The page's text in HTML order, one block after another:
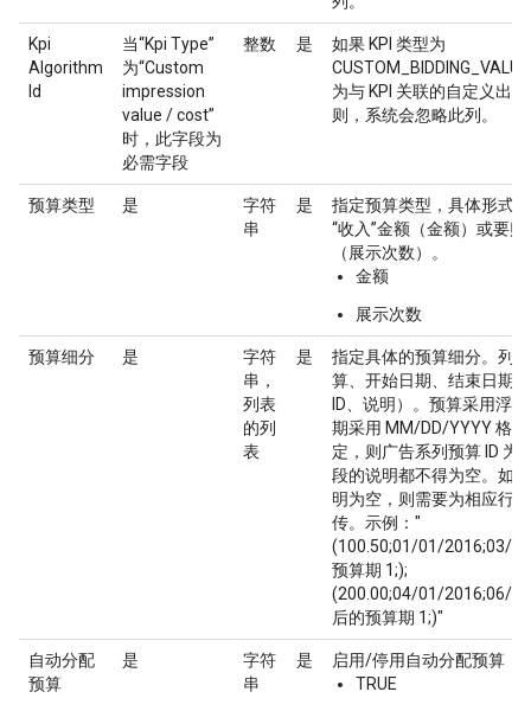
Kpi
Algorithm
Id
当“Kpi Type”
为“Custom
impression
value / cost”
时，此字段为
必需字段
整数 是
如果 KPI 类型为
为与 KPI 关联的自定义出
则，系统会忽略此列。
预算类型 是
字符
串
是
指定预算类型，具体形式
“收入”金额（金额）或要
（展示次数）。
金额
展示次数
预算细分 是
字符
串，
列表
的列
表
是
指定具体的预算细分。列
算、开始日期、结束日期
ID、说明）。预算采用浮
期采用 MM/DD/YYYY 格
定，则广告系列预算 ID 为
段的说明都不得为空。如
明为空，则需要为相应行
传。示例："
(100.50;01/01/2016;03/
预算期 1;);
(200.00;04/01/2016;06/
后的预算期 1;)"
自动分配
预算
是
字符
串
是
启用/停用自动分配预算
TRUE